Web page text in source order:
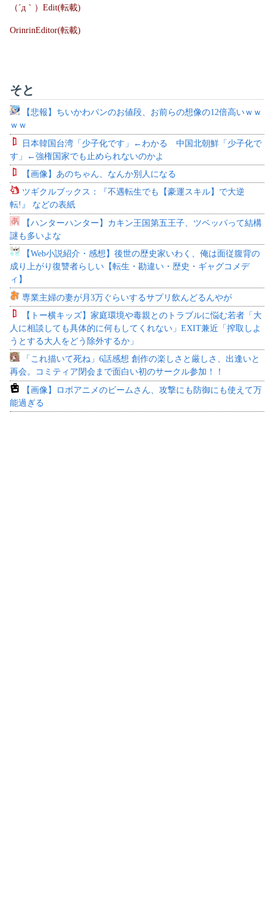
（´д｀）Edit(転載)
OrinrinEditor(転載)
そと
【悲報】ちいかわパンのお値段、お前らの想像の12倍高いｗｗ
ｗｗ
日本韓国台湾「少子化です」←わかる 中国北朝鮮「少子化で
す」←強権国家でも止められないのかよ
【画像】あのちゃん、なんか別人になる
ツギクルブックス：『不遇転生でも【豪運スキル】で大逆
転!』 などの表紙
【ハンターハンター】カキン王国第五王子、ツベッパって結構
謎も多いよな
【Web小説紹介・感想】後世の歴史家いわく、俺は面従腹背の
成り上がり復讐者らしい【転生・勘違い・歴史・ギャグコメデ
ィ】
専業主婦の妻が月3万ぐらいするサプリ飲んどるんやが
【トー横キッズ】家庭環境や毒親とのトラブルに悩む若者「大
人に相談しても具体的に何もしてくれない」EXIT兼近「搾取しよ
うとする大人をどう除外するか」
「これ描いて死ね」6話感想 創作の楽しさと厳しさ、出逢いと
再会。コミティア閉会まで面白い初のサークル参加！！
【画像】ロボアニメのビームさん、攻撃にも防御にも使えて万
能過ぎる